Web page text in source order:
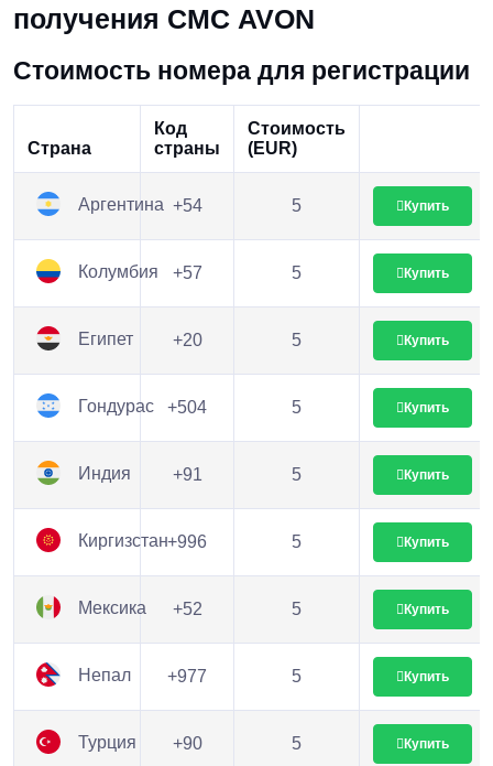
получения СМС AVON
Стоимость номера для регистрации
Страна
Код
страны
Стоимость
(EUR)
Аргентина +54 5 Купить
Колумбия +57 5 Купить
Египет +20 5 Купить
Гондурас +504 5 Купить
Индия +91 5 Купить
Киргизстан+996 5 Купить
Мексика +52 5 Купить
Непал +977 5 Купить
Турция +90 5 Купить